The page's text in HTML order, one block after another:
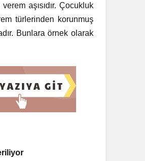
aşısıdır. Çocukluk
türlerinden korunmuş
Bunlara örnek olarak